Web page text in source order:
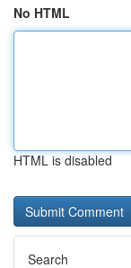
No HTML
HTML is disabled
Search